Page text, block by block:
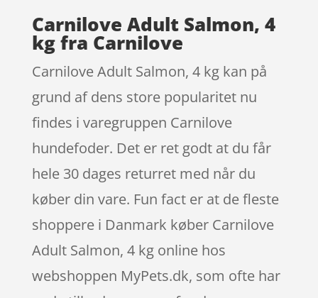
Carnilove Adult Salmon, 4
kg fra Carnilove
Carnilove Adult Salmon, 4 kg kan på
grund af dens store popularitet nu
findes i varegruppen Carnilove
hundefoder. Det er ret godt at du får
hele 30 dages returret med når du
køber din vare. Fun fact er at de fleste
shoppere i Danmark køber Carnilove
Adult Salmon, 4 kg online hos
webshoppen MyPets.dk, som ofte har